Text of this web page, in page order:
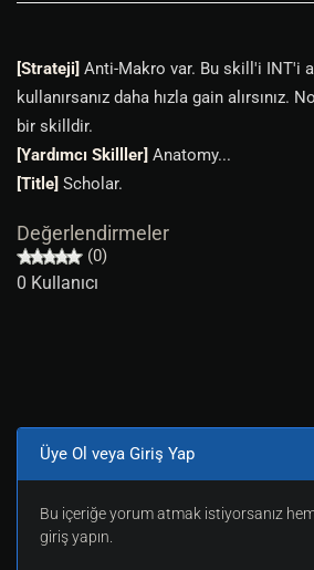
[Strateji] Anti-Makro var. Bu skill'i INT'i
kullanırsanız daha hızla gain alırsınız.
bir skilldir.
[Yardımcı Skilller] Anatomy...
[Title] Scholar.
Değerlendirmeler
(0)
0 Kullanıcı
Üye Ol veya Giriş Yap
Bu içeriğe yorum atmak istiyorsanız
giriş yapın.